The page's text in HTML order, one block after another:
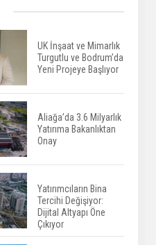
Tercih Döneminde
Barınma Telaşı Başladı
Aileden Miras Kalan Ev
Nasıl Satılır?
İstanbul'da 15 Bin Kiralık
Sosyal Konut Eylülde
Kiraya Verilecek
UK İnşaat ve Mimarlık
Turgutlu ve Bodrum’da
Yeni Projeye Başlıyor
Aliağa’da 3.6 Milyarlık
Yatırıma Bakanlıktan
Onay
Yatırımcıların Bina
Tercihi Değişiyor:
Dijital Altyapı Öne
Çıkıyor